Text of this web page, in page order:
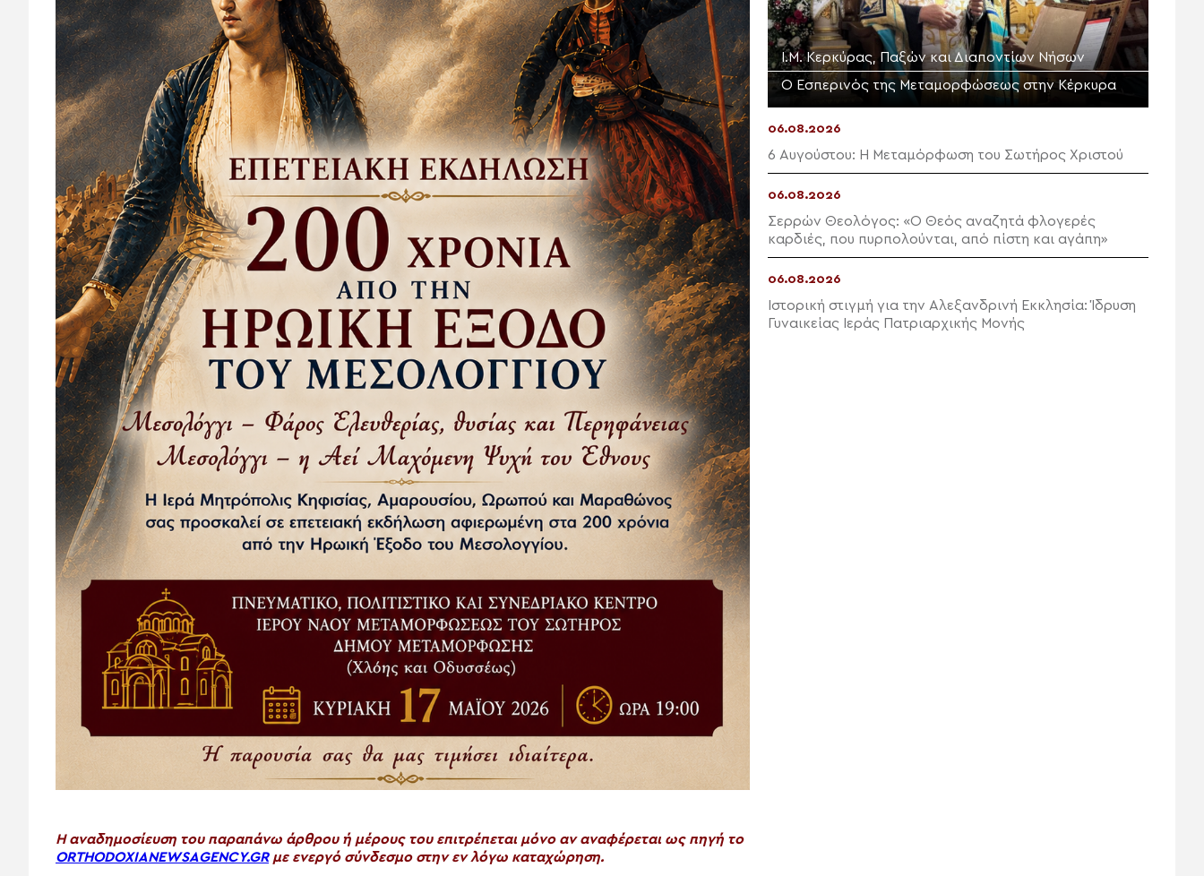
H αναδημοσίευση του παραπάνω άρθρου ή μέρους του επιτρέπεται μόνο αν αναφέρεται ως πηγή το
ORTHODOXIANEWSAGENCY.GRμε ενεργό σύνδεσμο στην εν λόγω καταχώρηση.
Ι.Μ. Κερκύρας, Παξών και Διαποντίων Νήσων
Ο Εσπερινός της Μεταμορφώσεως στην Κέρκυρα
06.08.2026
6 Αυγούστου: Η Μεταμόρφωση του Σωτήρος Χριστού
06.08.2026
Σερρών Θεολόγος: «Ο Θεός αναζητά φλογερές
καρδιές, που πυρπολούνται, από πίστη και αγάπη»
06.08.2026
Ιστορική στιγμή για την Αλεξανδρινή Εκκλησία: Ίδρυση
Γυναικείας Ιεράς Πατριαρχικής Μονής